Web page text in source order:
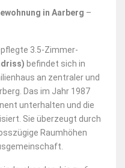
in Aarberg –
3.5-Zimmer-
befindet sich in
an zentraler und
Das im Jahr 1987
unterhalten und die
Sie überzeugt durch
Raumhöhen